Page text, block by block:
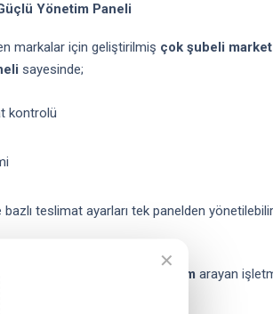
Yönetim Paneli
markalar için geliştirilmiş çok şubeli market
sayesinde;
kontrolü
teslimat ayarları tek panelden
yapan marketler için yazılım arayan
✕